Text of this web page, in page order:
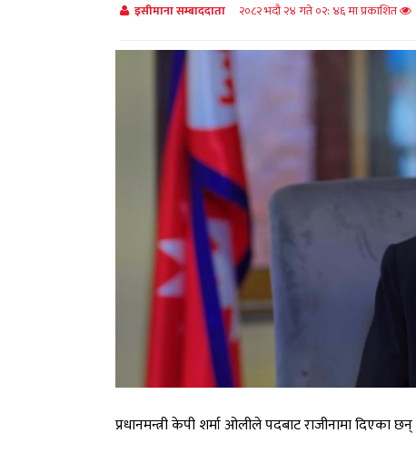
इसीमाना सम्बाददाता २०८२ भदौ २४ गते ०२: ४६ मा प्रकाशित
प्रधानमन्त्री केपी शर्मा ओलीले पदबाट राजीनामा दिएका छन्